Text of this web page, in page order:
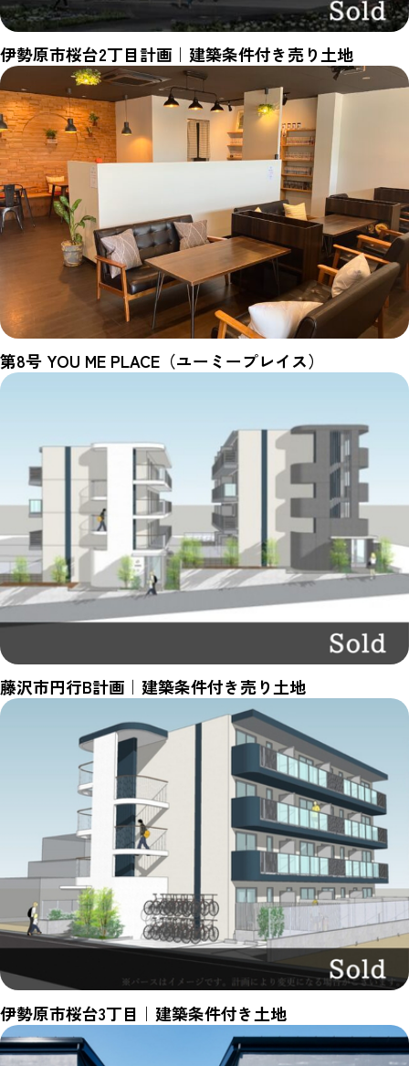
伊勢原市桜台2丁目計画｜建築条件付き売り土地
第8号 YOU ME PLACE（ユーミープレイス）
藤沢市円行B計画｜建築条件付き売り土地
伊勢原市桜台3丁目｜建築条件付き土地